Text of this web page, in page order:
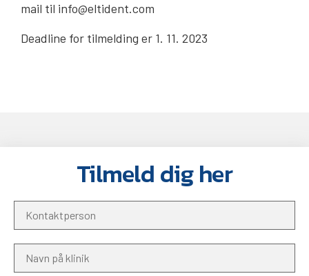
mail til info@eltident.com
Deadline for tilmelding er 1. 11. 2023
Tilmeld dig her